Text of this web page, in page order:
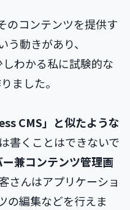
のコンテンツを提供す
動きがあり、
わかる私に試験的な
ました。
CMS」と似たような
書くことはできないで
兼コンテンツ管理画
さんはアプリケーショ
の編集などを行えま